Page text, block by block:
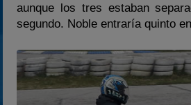
aunque los tres estaban
segundo. Noble entraría quinto